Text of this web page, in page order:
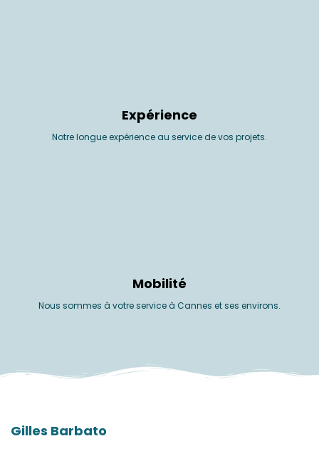
Expérience
Notre longue expérience au service de vos projets.
Mobilité
Nous sommes à votre service à Cannes et ses environs.
Gilles Barbato